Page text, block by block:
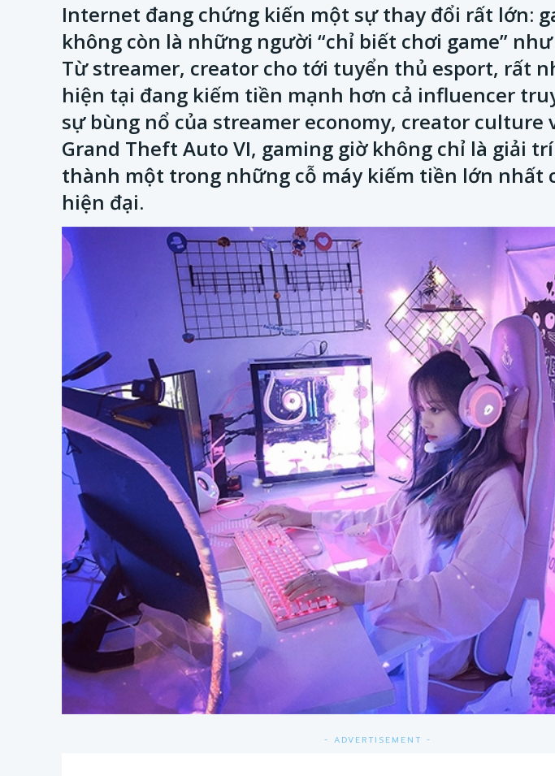
Internet đang chứng kiến một sự thay đổi rất lớn:
không còn là những người “chỉ biết chơi game”
Từ streamer, creator cho tới tuyển thủ esport, rất
hiện tại đang kiếm tiền mạnh hơn cả influencer
sự bùng nổ của streamer economy, creator culture
Grand Theft Auto VI, gaming giờ không chỉ là giải
thành một trong những cỗ máy kiếm tiền lớn nhất
hiện đại.
- ADVERTISEMENT -